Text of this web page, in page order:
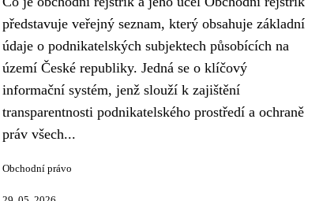
představuje veřejný seznam, který obsahuje základní
údaje o podnikatelských subjektech působících na
území České republiky. Jedná se o klíčový
informační systém, jenž slouží k zajištění
transparentnosti podnikatelského prostředí a ochraně
práv všech...
Obchodní právo